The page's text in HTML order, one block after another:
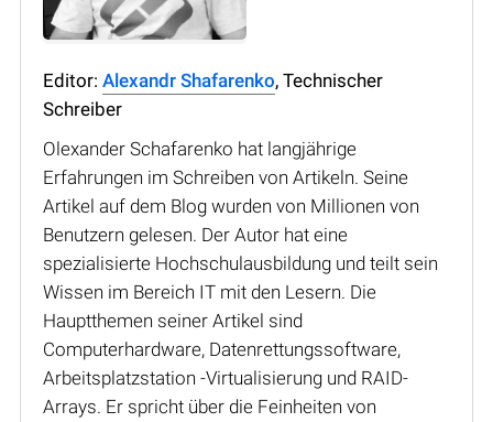
Editor: Alexandr Shafarenko, Technischer
Schreiber
Olexander Schafarenko hat langjährige
Erfahrungen im Schreiben von Artikeln. Seine
Artikel auf dem Blog wurden von Millionen von
Benutzern gelesen. Der Autor hat eine
spezialisierte Hochschulausbildung und teilt sein
Wissen im Bereich IT mit den Lesern. Die
Hauptthemen seiner Artikel sind
Computerhardware, Datenrettungssoftware,
Arbeitsplatzstation -Virtualisierung und RAID-
Arrays. Er spricht über die Feinheiten von